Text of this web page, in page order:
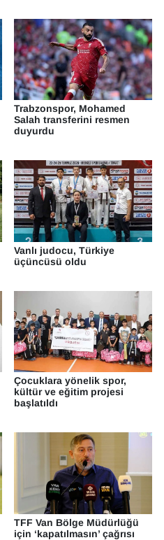
Trabzonspor, Mohamed
Salah transferini resmen
duyurdu
Vanlı judocu, Türkiye
üçüncüsü oldu
Çocuklara yönelik spor,
kültür ve eğitim projesi
başlatıldı
TFF Van Bölge Müdürlüğü
için ‘kapatılmasın’ çağrısı